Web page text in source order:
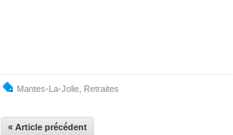
Mantes-La-Jolie Retraites
« Article précédent